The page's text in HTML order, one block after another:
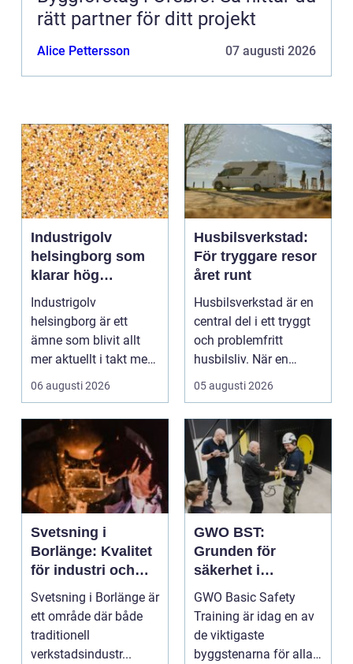
rätt partner för ditt projekt
Alice Pettersson 07 augusti 2026
Industrigolv
helsingborg som
klarar hög
belastning och
tuffa krav
Industrigolv
helsingborg är ett
ämne som blivit allt
mer aktuellt i takt med
att fler verksamheter
06 augusti 2026
Husbilsverkstad:
För tryggare resor
året runt
Husbilsverkstad är en
central del i ett tryggt
och problemfritt
husbilsliv. När en
husbil ...
05 augusti 2026
Svetsning i
Borlänge: Kvalitet
för industri och
konstruktion
Svetsning i Borlänge är
ett område där både
traditionell
verkstadsindustr...
GWO BST:
Grunden för
säkerhet i
vindkraftsbransch
en
GWO Basic Safety
Training är idag en av
de viktigaste
byggstenarna för alla